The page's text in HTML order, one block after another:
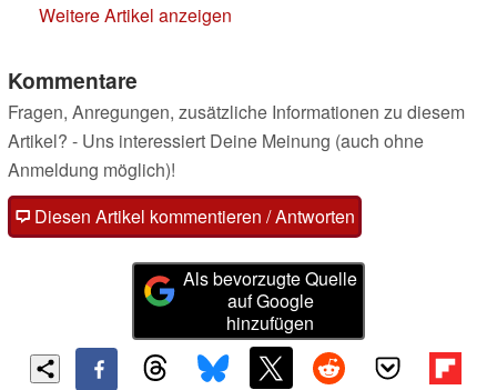
Weitere Artikel anzeigen
Kommentare
Fragen, Anregungen, zusätzliche Informationen zu diesem
Artikel? - Uns interessiert Deine Meinung (auch ohne
Anmeldung möglich)!
Diesen Artikel kommentieren / Antworten
Als bevorzugte Quelle
auf Google
hinzufügen